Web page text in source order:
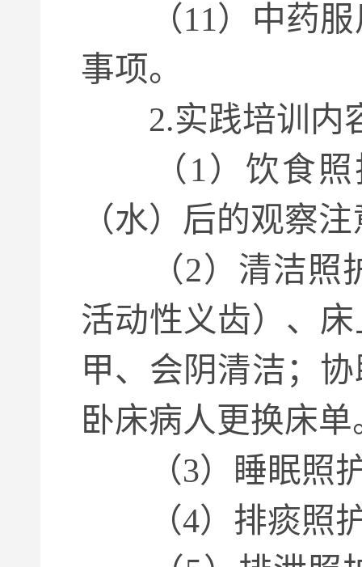
（11）中药服
事项。
2.实践培训内
（1）饮食照
（水）后的观察
（2）清洁照护
活动性义齿）、
甲、会阴清洁；
卧床病人更换床单
（3）睡眠照护
（4）排痰照护